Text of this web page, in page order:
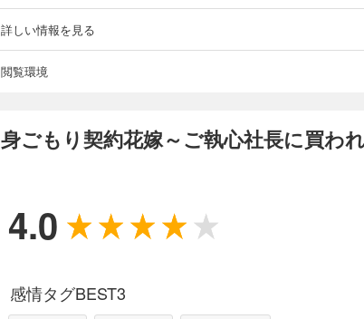
詳しい情報を見る
閲覧環境
身ごもり契約花嫁～ご執心社長に買わ
4.0
感情タグBEST3